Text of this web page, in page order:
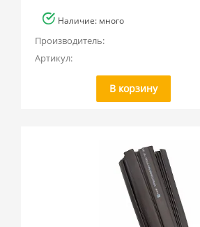
Наличие: много
Производитель:
Артикул:
В корзину